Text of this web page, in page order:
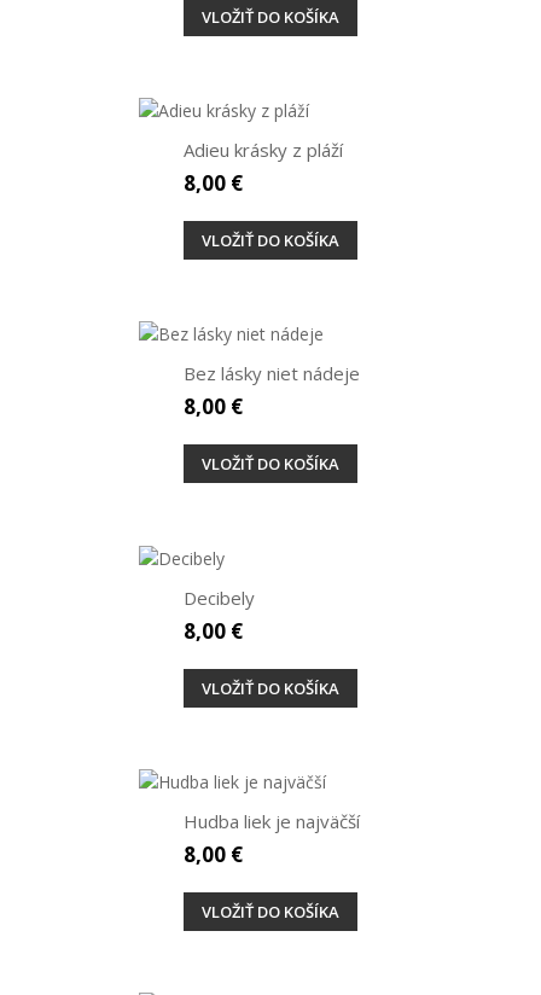
VLOŽIŤ DO KOŠÍKA
Adieu krásky z pláží
8,00 €
VLOŽIŤ DO KOŠÍKA
Bez lásky niet nádeje
8,00 €
VLOŽIŤ DO KOŠÍKA
Decibely
8,00 €
VLOŽIŤ DO KOŠÍKA
Hudba liek je najväčší
8,00 €
VLOŽIŤ DO KOŠÍKA